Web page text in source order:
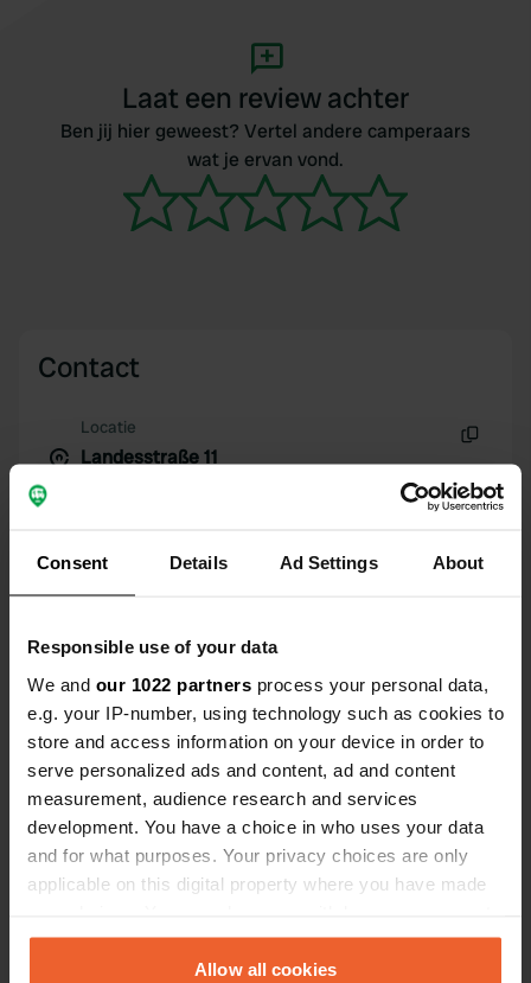
Consent Details Ad Settings About
Responsible use of your data
We and our 1022 partners process your personal data,
e.g. your IP-number, using technology such as cookies to
store and access information on your device in order to
serve personalized ads and content, ad and content
measurement, audience research and services
development. You have a choice in who uses your data
and for what purposes. Your privacy choices are only
applicable on this digital property where you have made
any time from the Cookie Declaration or by clicking on
the Privacy trigger icon.Allow all cookies
Laat een review achter
Ben jij hier geweest? Vertel andere camperaars
wat je ervan vond.
Contact
Locatie
Landesstraße 11
53° 24' 51" N 8° 2' 2" E
634
Upgrade naarPRO+
voor alle contactgegevens PRO+
Kaart
Toon op kaart
Bezoek website